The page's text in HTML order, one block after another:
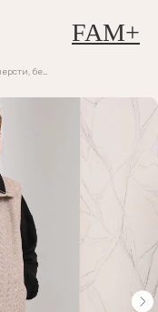
FAM+
Утепленный жилет из шерсти, бежевая елочка